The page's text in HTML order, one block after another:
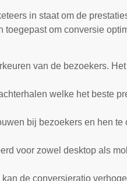
in staat om de
om conversie
van de bezoekers.
welke het beste
bij bezoekers en hen te
voor zowel desktop als
de conversieratio